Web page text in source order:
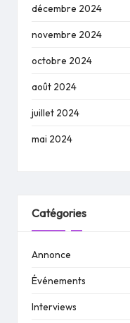
décembre 2024
novembre 2024
octobre 2024
août 2024
juillet 2024
mai 2024
Catégories
Annonce
Événements
Interviews